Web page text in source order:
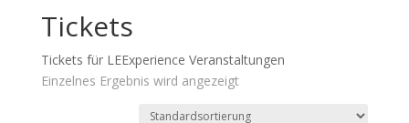
Tickets
Tickets für LEExperience Veranstaltungen
Einzelnes Ergebnis wird angezeigt